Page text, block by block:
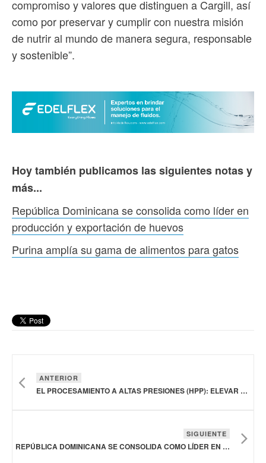
compromiso y valores que distinguen a Cargill, así
como por preservar y cumplir con nuestra misión
de nutrir al mundo de manera segura, responsable
y sostenible”.
Hoy también publicamos las siguientes notas y
más...
República Dominicana se consolida como líder en
producción y exportación de huevos
Purina amplía su gama de alimentos para gatos
ANTERIOR
EL PROCESAMIENTO A ALTAS PRESIONES (HPP): ELEVAR LA CALIDAD, FRESCURA Y SEGURIDAD DE PRODUCTOS CÁRNICOS CON HPP, PRÓXIMO WEBINAR DE HIPERBARIC
SIGUIENTE
REPÚBLICA DOMINICANA SE CONSOLIDA COMO LÍDER EN PRODUCCIÓN Y EXPORTACIÓN DE HUEVOS